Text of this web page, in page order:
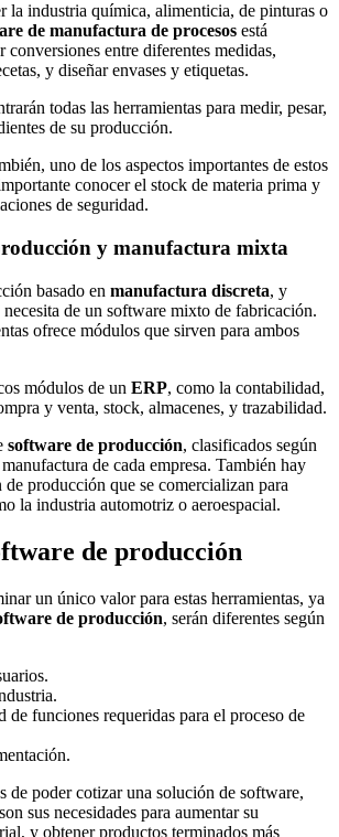
la industria química, alimenticia, de pinturas o
de manufactura de procesos está
conversiones entre diferentes medidas,
y diseñar envases y etiquetas.
todas las herramientas para medir, pesar,
de su producción.
uno de los aspectos importantes de estos
conocer el stock de materia prima y
de seguridad.
y manufactura mixta
basado en manufactura discreta, y
necesita de un software mixto de fabricación.
ofrece módulos que sirven para ambos
módulos de un ERP, como la contabilidad,
y venta, stock, almacenes, y trazabilidad.
software de producción, clasificados según
de cada empresa. También hay
de producción que se comercializan para
la industria automotriz o aeroespacial.
de producción
un único valor para estas herramientas, ya
de producción, serán diferentes según
de funciones requeridas para el proceso de
de poder cotizar una solución de software,
sus necesidades para aumentar su
y obtener productos terminados más